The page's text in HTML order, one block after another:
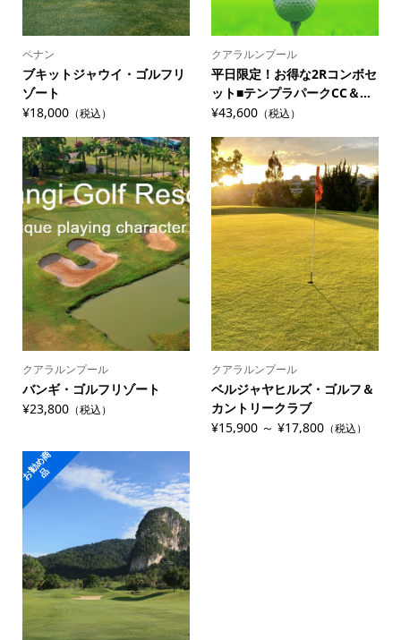
ペナン
ブキットジャウイ・ゴルフリ
ゾート
¥18,000（税込）
クアラルンプール
平日限定！お得な2Rコンボセ
ット■テンプラパークCC＆...
¥43,600 （税込）
クアラルンプール
バンギ・ゴルフリゾート
¥23,800（税込）
クアラルンプール
ベルジャヤヒルズ・ゴルフ＆
カントリークラブ
¥15,900 ～ ¥17,800 （税込）
お
勧
め
商
品